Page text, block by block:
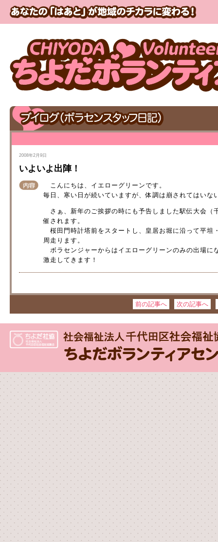
2008年2月9日
いよいよ出陣！
こんにちは、イエローグリーンです。
毎日、寒い日が続いていますが、体調は崩されてはいな
さぁ、新年のご挨拶の時にも予告しました駅伝大会（
催されます。
桜田門時計塔前をスタートし、皇居お堀に沿って平坦
周走ります。
ボラセンジャーからはイエローグリーンのみの出場に
激走してきます！
前の記事へ 次の記事へ